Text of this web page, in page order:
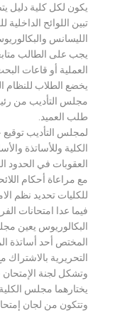
يكون لكل كلية دليل
تبين اللوائح
الليسانس
يجب على الطالب
العملية أو قاعات
يخضع الطلاب للنظام
مجلس التأديب من
طلب العميد.
لمجلس التأديب توقيع
الكلية وللأساتذة
العقوبات في الحدود
مع مراعاة أحكام
للكليات تحديد نظم
فيما عدا امتحانات
البكالوريوس يعين
المختص أحد أساتذة
التحريرية بالاشتراك
وتشكل لجنة
يختارهما مجلس
وتتكون من لجان